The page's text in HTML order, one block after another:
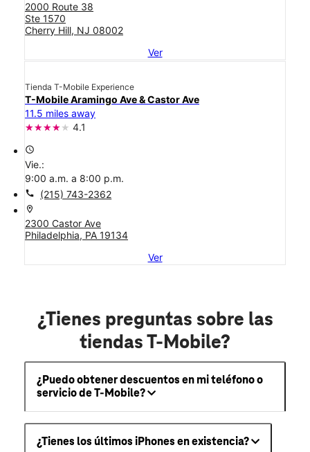
2000 Route 38
Ste 1570
Cherry Hill, NJ 08002
Ver
Tienda T-Mobile Experience
T-Mobile Aramingo Ave & Castor Ave
11.5 miles away
4.1
access_time
Vie.:
9:00 a.m. a 8:00 p.m.
call (215) 743-2362
location_on
2300 Castor Ave
Philadelphia, PA 19134
Ver
¿Tienes preguntas sobre las
tiendas T-Mobile?
¿Puedo obtener descuentos en mi teléfono o
servicio de T-Mobile?
¿Tienes los últimos iPhones en existencia?